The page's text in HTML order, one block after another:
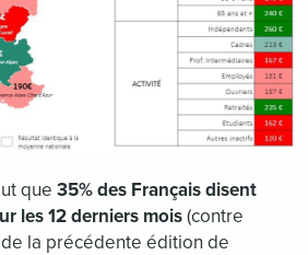
que 35% des Français disent
les 12 derniers mois(contre
la précédente édition de